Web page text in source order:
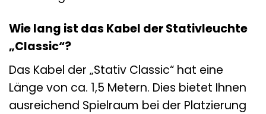
Wie lang ist das Kabel der Stativleuchte
„Classic“?
Das Kabel der „Stativ Classic“ hat eine
Länge von ca. 1,5 Metern. Dies bietet Ihnen
ausreichend Spielraum bei der Platzierung